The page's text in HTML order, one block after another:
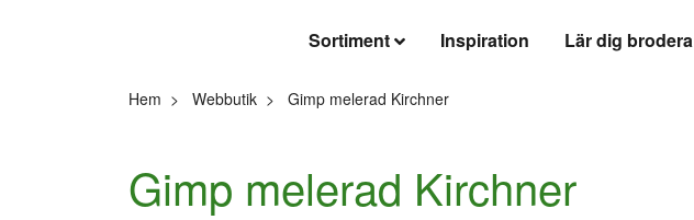
Sortiment Inspiration Lär dig brodera
Hem Webbutik Gimp melerad Kirchner
Gimp melerad Kirchner